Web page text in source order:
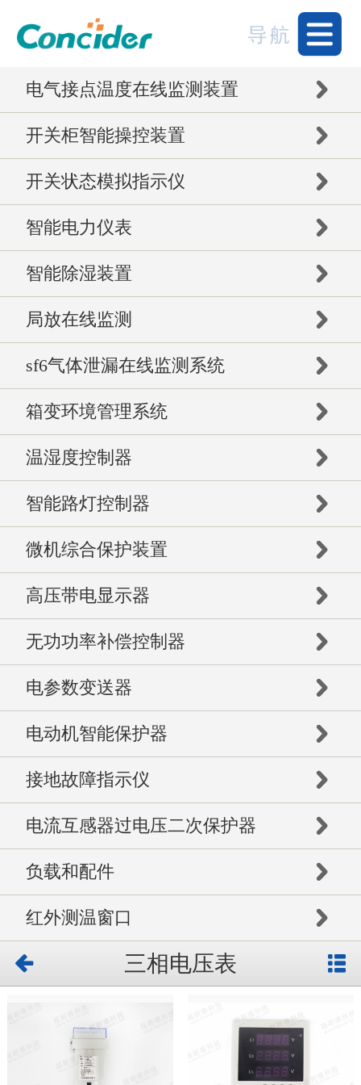
电气接点温度在线监测装置
开关柜智能操控装置
开关状态模拟指示仪
智能电力仪表
智能除湿装置
局放在线监测
sf6气体泄漏在线监测系统
箱变环境管理系统
温湿度控制器
智能路灯控制器
微机综合保护装置
高压带电显示器
无功功率补偿控制器
电参数变送器
电动机智能保护器
接地故障指示仪
电流互感器过电压二次保护器
负载和配件
红外测温窗口
三相电压表